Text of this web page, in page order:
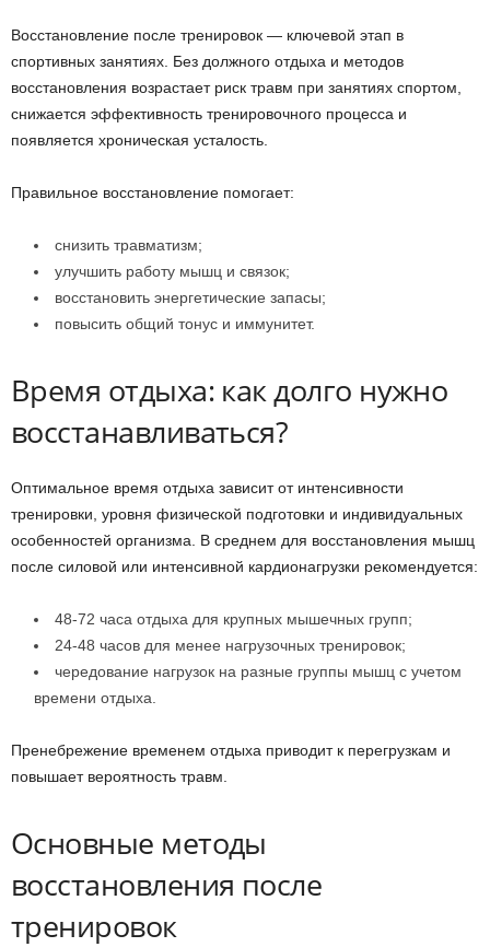
Восстановление после тренировок — ключевой этап в
спортивных занятиях. Без должного отдыха и методов
восстановления возрастает риск травм при занятиях спортом,
снижается эффективность тренировочного процесса и
появляется хроническая усталость.
Правильное восстановление помогает:
снизить травматизм;
улучшить работу мышц и связок;
восстановить энергетические запасы;
повысить общий тонус и иммунитет.
Время отдыха: как долго нужно
восстанавливаться?
Оптимальное время отдыха зависит от интенсивности
тренировки, уровня физической подготовки и индивидуальных
особенностей организма. В среднем для восстановления мышц
после силовой или интенсивной кардионагрузки рекомендуется:
48-72 часа отдыха для крупных мышечных групп;
24-48 часов для менее нагрузочных тренировок;
чередование нагрузок на разные группы мышц с учетом
времени отдыха.
Пренебрежение временем отдыха приводит к перегрузкам и
повышает вероятность травм.
Основные методы
восстановления после
тренировок